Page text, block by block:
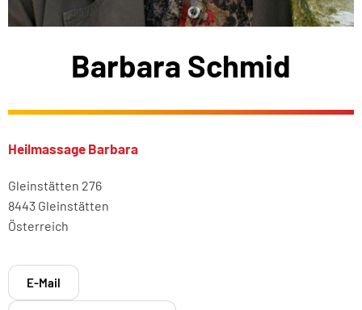
Barbara Schmid
Heilmassage Barbara
Gleinstätten 276
8443 Gleinstätten
Österreich
E-Mail